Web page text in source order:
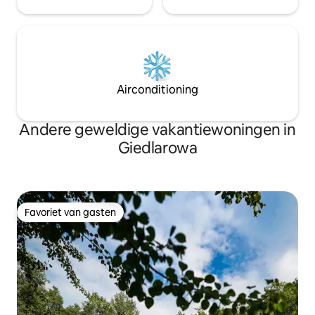
Airconditioning
Andere geweldige vakantiewoningen in
Giedlarowa
Favoriet van gasten
Favoriet van gasten